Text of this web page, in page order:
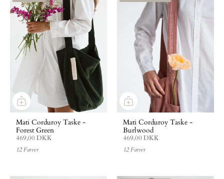
Mati Corduroy Taske -
Forest Green
469,00 DKK
12 Farver
Mati Corduroy Taske -
Burlwood
469,00 DKK
12 Farver